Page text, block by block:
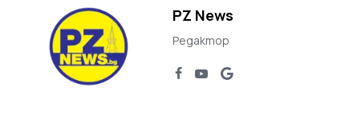
PZ News
Редактор